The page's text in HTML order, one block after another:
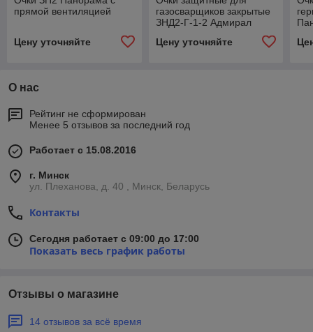
прямой вентиляцией
Цену уточняйте
газосварщиков закрытые
ЗНД2-Г-1-2 Адмирал
Цену уточняйте
О нас
Рейтинг не сформирован
Менее 5 отзывов за последний год
Работает с 15.08.2016
г. Минск
ул. Плеханова, д. 40 , Минск, Беларусь
Контакты
Сегодня работает с 09:00 до 17:00
Показать весь график работы
Отзывы о магазине
14 отзывов за всё время